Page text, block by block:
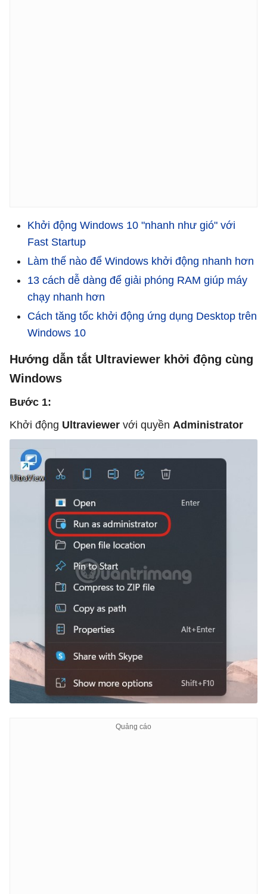
Khởi động Windows 10 "nhanh như gió" với
Fast Startup
Làm thế nào để Windows khởi động nhanh hơn
13 cách dễ dàng để giải phóng RAM giúp máy
chạy nhanh hơn
Cách tăng tốc khởi động ứng dụng Desktop trên
Windows 10
Hướng dẫn tắt Ultraviewer khởi động cùng
Windows
Bước 1:
Khởi động Ultraviewer với quyền Administrator